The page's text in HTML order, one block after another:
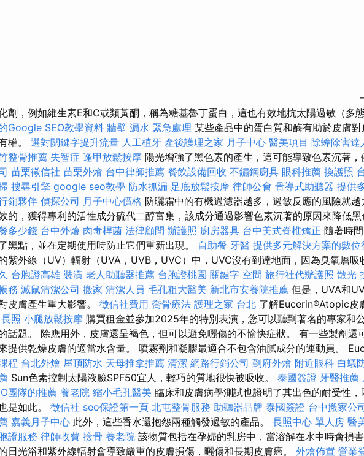
劑，例如維生素E和C或類黃酮，稱為糖基魯丁蛋白，這也有效地抗太陽過敏（多
Google SEO教學資料 牆壁 漏水 緊急處理 某些產品中的蛋白質和酶有助於皮膚
權。 選對關鍵字提升流量 人工植牙 產後護理之家 月子中心 醫美項目 除蟑除害達
整骨推薦 失智症 逢甲放鬆按摩 陽光增強了黑色素的產生，這可能導致色素沉著，
苗栗徵信社 苗栗外燴 台中律師推薦 餐飲設備回收 不鏽鋼廚具 眼科推薦 換護照
搜尋引擎 google seo教學 防水抓漏 足底放鬆按摩 律師公會 骨導式助聽器 提供
銷夥伴 偵探公司 月子中心價格 防曬霜中的有機過濾器越多，過敏反應的風險就
的，獲得專利的活性成分硫代二醇富集，該成分通過影響色素沉著的原因來降低黑
多少錢 台中外燴 肉毒桿菌 法律顧問 辦護照 廚房器具 台中美式脊椎矯正 隨著時
黑點，並在定期使用時防止它們重新出現。 自助餐 牙醫 提供多元解決方案的數位
紫外線（UV）輻射（UVA，UVB，UVC）中，UVC沒有到達地面，因為臭氧層吸
台胞證高雄 裝潢 老人助聽器推薦 台胞證桃園 關鍵字 空間 旅行社代辦護照 散光
務 滅鼠清潔公司 搬家 清潔人員 毛孔粗大醫美 新北市安養院推薦 但是，UVA和
皮膚產生重大影響。 徵信社費用 喬骨療法 護理之家 台北 了解Eucerin®Atopic皮
長照 小腿放鬆按摩 購買租金並參加2025年的特別表演，您可以聽到著名的專家和
話題。 除應用外，皮膚還呈褐色，但可以避免曬傷的不愉快症狀。 有一些製劑還
提供乾燥皮膚的適當水含量。 噴霧劑和凝膠最適合不包含油膩成分的運動員。
程 台北外燴 屋頂防水 天母推拿推薦 清潔 網路行銷公司 到府外燴 附近眼科 白蟻
Sun色素控制太陽液臉SPF50宜人，輕巧的質地很快被吸收。 泰國簽證 牙醫推薦
團隊的推薦 養老院 縮小毛孔醫美 臨床和皮膚病學測試也證明了其出色的耐受性
是如此。 徵信社 seo保證第一頁 北屯整骨服務 助聽器品牌 泰國簽證 台中搬家公
嘉義月子中心 此外，這些香水還抱怨兩種觸發過敏的產品。 長照中心 單人房 醫
證服務 律師收費 撿骨 養老院 該物質包括在孕婦的乳房中，當溶解在水中時會損
日光浴和紫外線輻射會導致嚴重的皮膚損傷，曬傷和長期皮膚癌。 外燴佈置 營業